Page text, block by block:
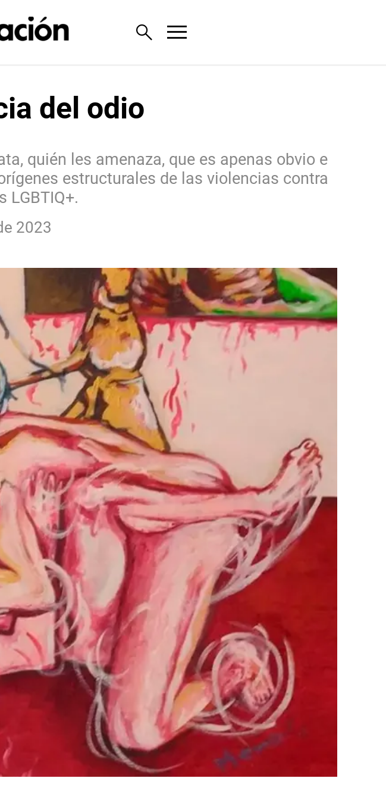
search menu
del odio
quién les amenaza, que es apenas obvio e
estructurales de las violencias contra
LGBTIQ+.
2023